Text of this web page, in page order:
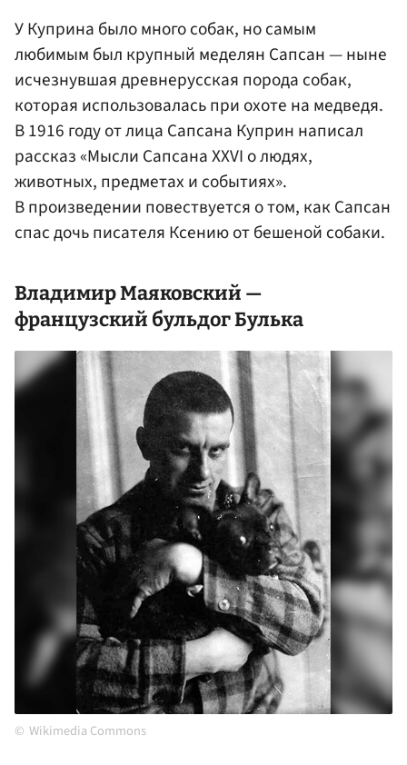
У Куприна было много собак, но самым
любимым был крупный меделян Сапсан — ныне
исчезнувшая древнерусская порода собак,
которая использовалась при охоте на медведя.
В 1916 году от лица Сапсана Куприн написал
рассказ «Мысли Сапсана XXVI о людях,
животных, предметах и событиях».
В произведении повествуется о том, как Сапсан
спас дочь писателя Ксению от бешеной собаки.
Владимир Маяковский —
французский бульдог Булька
Wikimedia Commons